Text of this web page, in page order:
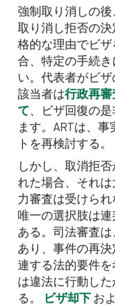
強制取り消しの
取り消し拒否の
格的な理由でビ
合、特定の手続
い。代表者がビザ
該当者は行政再審
て 、ビザ回復の
ます。ARTは、
トを再検討する。
しかし、取消拒
れた場合、それ
力審査は受けられ
唯一の選択肢は
ある。司法審査
あり、事件の再
連する法的要件
は違法に行動し
る。
ビザ却下 お